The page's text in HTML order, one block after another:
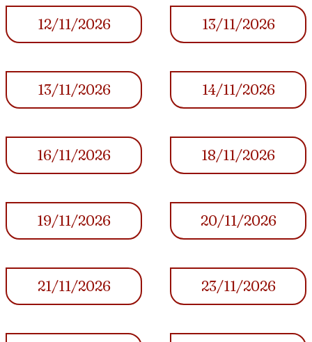
12/11/2026 13/11/2026
13/11/2026 14/11/2026
16/11/2026 18/11/2026
19/11/2026 20/11/2026
21/11/2026 23/11/2026